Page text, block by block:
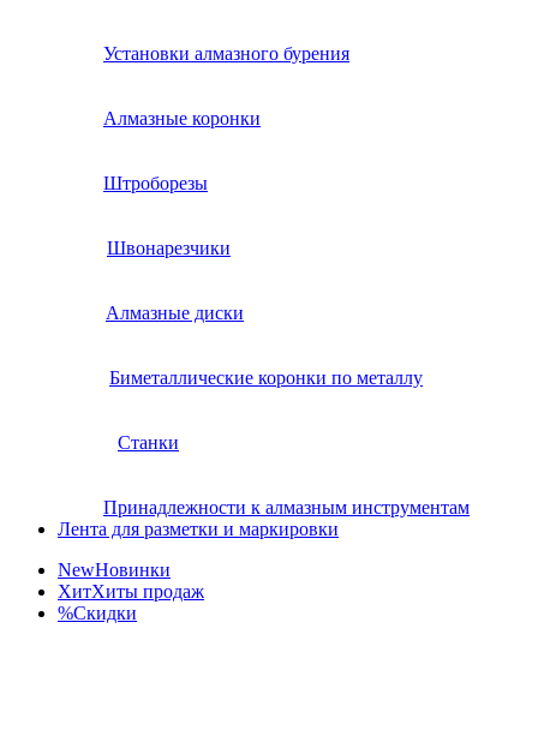
Установки алмазного бурения
Алмазные коронки
Штроборезы
Швонарезчики
Алмазные диски
Биметаллические коронки по металлу
Станки
Принадлежности к алмазным инструментам
Лента для разметки и маркировки
NewНовинки
ХитХиты продаж
%Скидки